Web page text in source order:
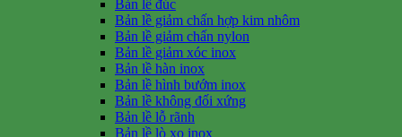
Bản lề đúc
Bản lề giảm chấn hợp kim nhôm
Bản lề giảm chấn nylon
Bản lề giảm xóc inox
Bản lề hàn inox
Bản lề hình bướm inox
Bản lề không đối xứng
Bản lề lỗ rãnh
Bản lề lò xo inox